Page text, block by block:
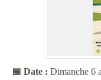
📅 Date : Dimanche 6